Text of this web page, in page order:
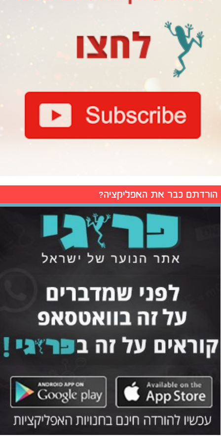
הורדתם כבר את האפליקציה?